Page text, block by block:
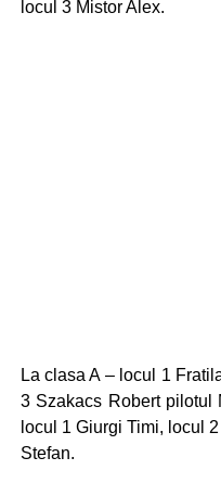
locul 3 Mistor Alex.
La clasa A – locul 1
3 Szakacs Robert pilotul
locul 1 Giurgi Timi, locul
Stefan.